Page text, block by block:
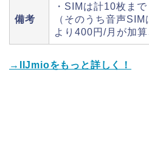
備考
・SIMは計10枚まで
（そのうち音声
より400円/月が加算
→IIJmioをもっと詳しく！